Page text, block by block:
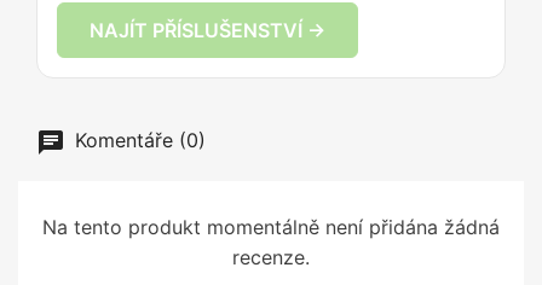
NAJÍT PŘÍSLUŠENSTVÍ →
Komentáře (0)
Na tento produkt momentálně není přidána žádná
recenze.